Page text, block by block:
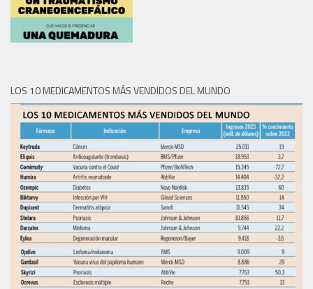
LOS 10 MEDICAMENTOS MÁS VENDIDOS DEL MUNDO